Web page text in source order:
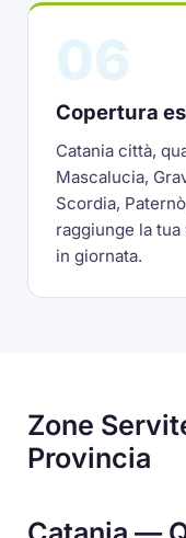
Copertura
Catania città,
Mascalucia,
Scordia,
raggiunge la
in giornata.
Zone
Provincia